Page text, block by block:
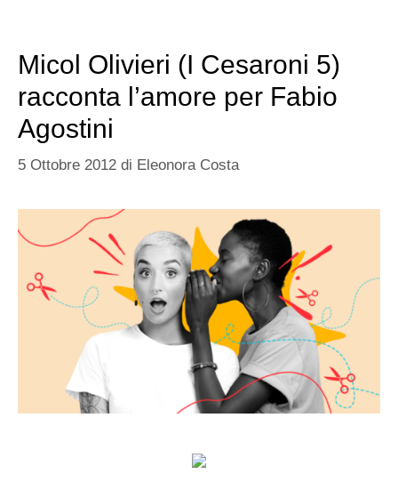
Micol Olivieri (I Cesaroni 5)
racconta l’amore per Fabio
Agostini
5 Ottobre 2012 di Eleonora Costa